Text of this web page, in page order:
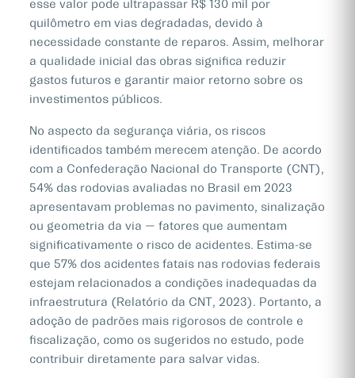
esse valor pode ultrapassar R$ 130 mil por
quilômetro em vias degradadas, devido à
necessidade constante de reparos. Assim, melhorar
a qualidade inicial das obras significa reduzir
gastos futuros e garantir maior retorno sobre os
investimentos públicos.
No aspecto da segurança viária, os riscos
identificados também merecem atenção. De acordo
com a Confederação Nacional do Transporte (CNT),
54% das rodovias avaliadas no Brasil em 2023
apresentavam problemas no pavimento, sinalização
ou geometria da via — fatores que aumentam
significativamente o risco de acidentes. Estima-se
que 57% dos acidentes fatais nas rodovias federais
estejam relacionados a condições inadequadas da
infraestrutura (Relatório da CNT, 2023). Portanto, a
adoção de padrões mais rigorosos de controle e
fiscalização, como os sugeridos no estudo, pode
contribuir diretamente para salvar vidas.